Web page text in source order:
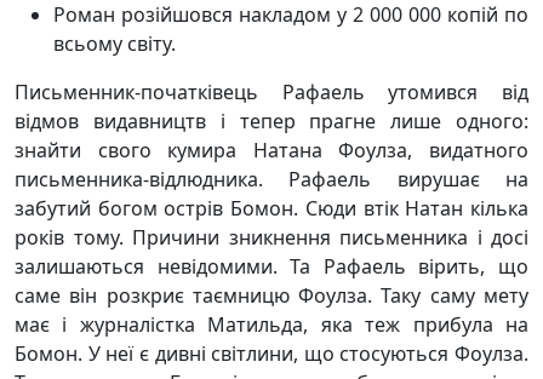
Роман розійшовся накладом у 2 000 000 копій по
всьому світу.
Письменник-початківець Рафаель утомився від
відмов видавництв і тепер прагне лише одного:
знайти свого кумира Натана Фоулза, видатного
письменника-відлюдника. Рафаель вирушає на
забутий богом острів Бомон. Сюди втік Натан кілька
років тому. Причини зникнення письменника і досі
залишаються невідомими. Та Рафаель вірить, що
саме він розкриє таємницю Фоулза. Таку саму мету
має і журналістка Матильда, яка теж прибула на
Бомон. У неї є дивні світлини, що стосуються Фоулза.